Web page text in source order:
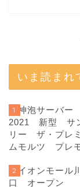
いま読まれ
1
2